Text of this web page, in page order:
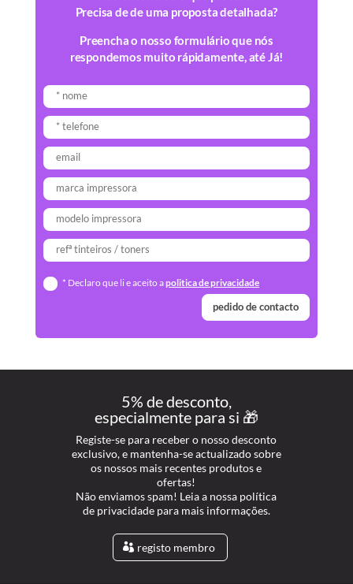
Precisa de de uma proposta detalhada?
Preencha o nosso formulário que nós
respondemos muito rápidamente, até Já!
* Declaro que li e aceito apolitica de privacidade
pedido de contacto
5% de desconto,
especialmente para si 🎁
Registe-se para receber o nosso desconto
exclusivo, e mantenha-se actualizado sobre
os nossos mais recentes produtos e
ofertas!
Não enviamos spam! Leia a nossa política
de privacidade para mais informações.
registo membro